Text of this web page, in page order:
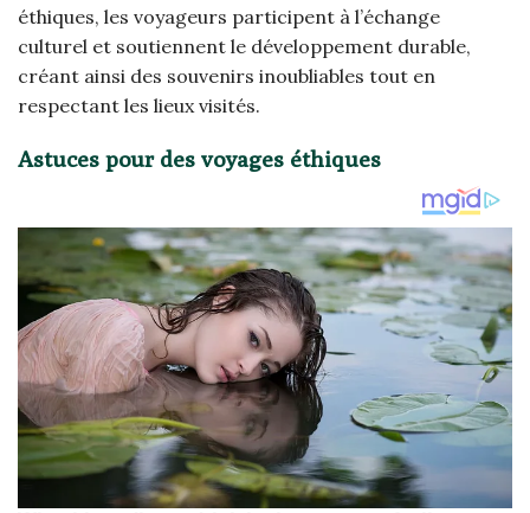
éthiques, les voyageurs participent à l’échange
culturel et soutiennent le développement durable,
créant ainsi des souvenirs inoubliables tout en
respectant les lieux visités.
Astuces pour des voyages éthiques